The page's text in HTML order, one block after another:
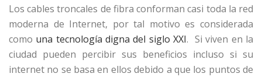
Los cables troncales de fibra conforman casi toda la red
moderna de Internet, por tal motivo es considerada
como una tecnología digna del siglo XXI. Si viven en la
ciudad pueden percibir sus beneficios incluso si su
internet no se basa en ellos debido a que los puntos de